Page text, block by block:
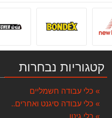
קטגוריות נבחרות
כלי עבודה חשמליים
כלי עבודה סיגנט ואחרים..
כלי גינון